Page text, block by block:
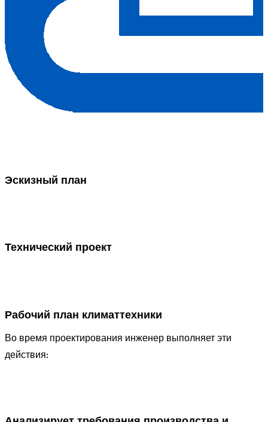
Эскизный план
Технический проект
Рабочий план климаттехники
Во время проектирования инженер выполняет эти
действия: